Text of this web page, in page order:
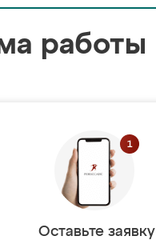
работы
Оставьте заявку